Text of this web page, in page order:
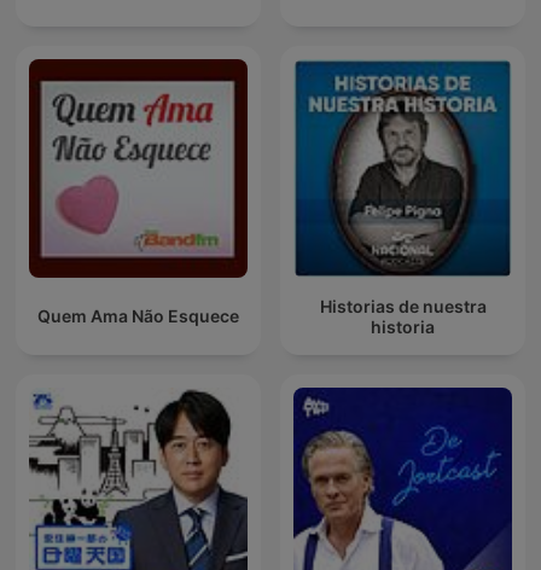
Quem Ama Não Esquece
Historias de nuestra
historia